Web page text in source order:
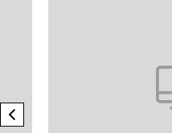
previous element